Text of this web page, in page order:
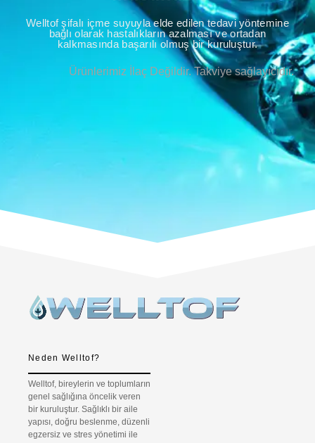
Welltof şifalı içme suyuyla elde edilen tedavi yöntemine
bağlı olarak hastalıkların azalması ve ortadan
kalkmasında başarılı olmuş bir kuruluştur.
Ürünlerimiz İlaç Değildir. Takviye sağlayıcıdır.
Neden Welltof?
Welltof, bireylerin ve toplumların
genel sağlığına öncelik veren
bir kuruluştur. Sağlıklı bir aile
yapısı, doğru beslenme, düzenli
egzersiz ve stres yönetimi ile